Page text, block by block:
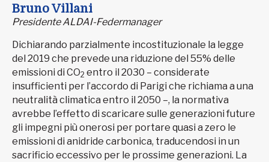
Bruno Villani
Presidente ALDAI-Federmanager
Dichiarando parzialmente incostituzionale la legge
del 2019 che prevede una riduzione del 55% delle
emissioni di CO2 entro il 2030 – considerate
insufficienti per l’accordo di Parigi che richiama a una
neutralità climatica entro il 2050 –, la normativa
avrebbe l’effetto di scaricare sulle generazioni future
gli impegni più onerosi per portare quasi a zero le
emissioni di anidride carbonica, traducendosi in un
sacrificio eccessivo per le prossime generazioni. La